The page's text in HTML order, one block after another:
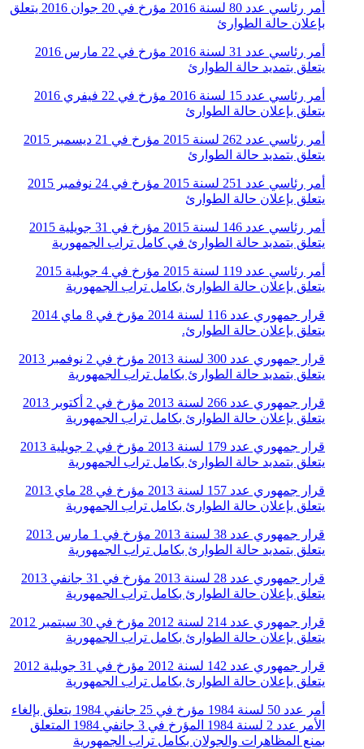
أمر رئاسي عدد 80 لسنة 2016 مؤرخ في 20 جوان 2016 يتعلق
بإعلان حالة الطوارئ
أمر رئاسي عدد 31 لسنة 2016 مؤرخ في 22 مارس 2016
يتعلق بتمديد حالة الطوارئ
أمر رئاسي عدد 15 لسنة 2016 مؤرخ في 22 فيفري 2016
يتعلق بإعلان حالة الطوارئ
أمر رئاسي عدد 262 لسنة 2015 مؤرخ في 21 ديسمبر 2015
يتعلق بتمديد حالة الطوارئ
أمر رئاسي عدد 251 لسنة 2015 مؤرخ في 24 نوفمبر 2015
يتعلق بإعلان حالة الطوارئ
أمر رئاسي عدد 146 لسنة 2015 مؤرخ في 31 جويلية 2015
يتعلق بتمديد حالة الطوارئ في كامل تراب الجمهورية
أمر رئاسي عدد 119 لسنة 2015 مؤرخ في 4 جويلية 2015
يتعلق بإعلان حالة الطوارئ بكامل تراب الجمهورية
قرار جمهوري عدد 116 لسنة 2014 مؤرخ في 8 ماي 2014
يتعلق بإعلان حالة الطوارئ.
قرار جمهوري عدد 300 لسنة 2013 مؤرخ في 2 نوفمبر 2013
يتعلق بتمديد حالة الطوارئ بكامل تراب الجمهورية
قرار جمهوري عدد 266 لسنة 2013 مؤرخ في 2 أكتوبر 2013
يتعلق بإعلان حالة الطوارئ بكامل تراب الجمهورية
قرار جمهوري عدد 179 لسنة 2013 مؤرخ في 2 جويلية 2013
يتعلق بتمديد حالة الطوارئ بكامل تراب الجمهورية
قرار جمهوري عدد 157 لسنة 2013 مؤرخ في 28 ماي 2013
يتعلق بإعلان حالة الطوارئ بكامل تراب الجمهورية
قرار جمهوري عدد 38 لسنة 2013 مؤرخ في 1 مارس 2013
يتعلق بتمديد حالة الطوارئ بكامل تراب الجمهورية
قرار جمهوري عدد 28 لسنة 2013 مؤرخ في 31 جانفي 2013
يتعلق بإعلان حالة الطوارئ بكامل تراب الجمهورية
قرار جمهوري عدد 214 لسنة 2012 مؤرخ في 30 سبتمبر 2012
يتعلق بإعلان حالة الطوارئ بكامل تراب الجمهورية
قرار جمهوري عدد 142 لسنة 2012 مؤرخ في 31 جويلية 2012
يتعلق بإعلان حالة الطوارئ بكامل تراب الجمهورية
أمر عدد 50 لسنة 1984 مؤرخ في 25 جانفي 1984 يتعلق بإلغاء
الأمر عدد 2 لسنة 1984 المؤرخ في 3 جانفي 1984 المتعلق
بمنع المظاهرات والجولان بكامل تراب الجمهورية